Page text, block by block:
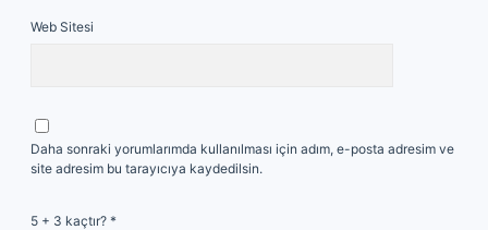
Web Sitesi
Daha sonraki yorumlarımda kullanılması için adım, e-posta adresim ve
site adresim bu tarayıcıya kaydedilsin.
5 + 3 kaçtır? *